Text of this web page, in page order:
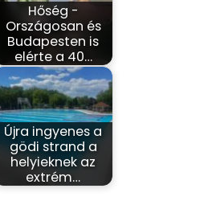
Hőség -
Országosan és
Budapesten is
elérte a 40…
Újra ingyenes a
gödi strand a
helyieknek az
extrém…